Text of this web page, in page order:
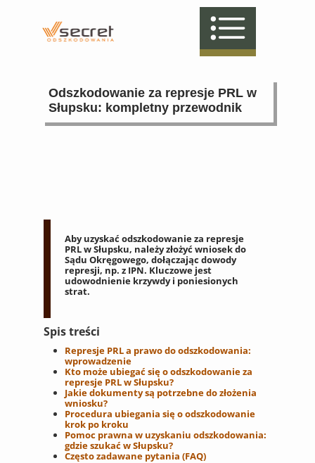
Odszkodowanie za represje PRL w
Słupsku: kompletny przewodnik
Aby uzyskać odszkodowanie za represje
PRL w Słupsku, należy złożyć wniosek do
Sądu Okręgowego, dołączając dowody
represji, np. z IPN. Kluczowe jest
udowodnienie krzywdy i poniesionych
strat.
Spis treści
Represje PRL a prawo do odszkodowania:
wprowadzenie
Kto może ubiegać się o odszkodowanie za
represje PRL w Słupsku?
Jakie dokumenty są potrzebne do złożenia
wniosku?
Procedura ubiegania się o odszkodowanie
krok po kroku
Pomoc prawna w uzyskaniu odszkodowania:
gdzie szukać w Słupsku?
Często zadawane pytania (FAQ)